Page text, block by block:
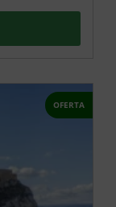
OFERTA